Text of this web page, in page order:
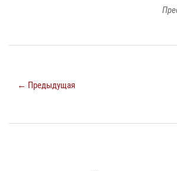
← Предыдущая